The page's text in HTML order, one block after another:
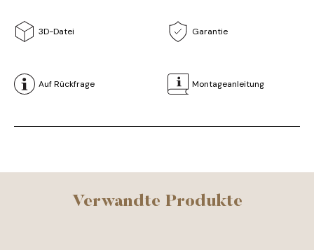
3D-Datei Garantie
Auf Rückfrage Montageanleitung
Verwandte Produkte